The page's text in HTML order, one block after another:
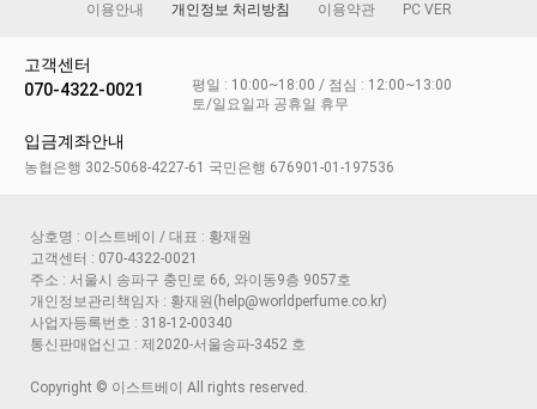
이용안내 개인정보 처리방침 이용약관 PC VER
고객센터
070-4322-0021
평일 : 10:00~18:00 / 점심 : 12:00~13:00
토/일요일과 공휴일 휴무
입금계좌안내
농협은행 302-5068-4227-61 국민은행 676901-01-197536
상호명 : 이스트베이 / 대표 : 황재원
고객센터 : 070-4322-0021
주소 : 서울시 송파구 충민로 66, 와이동9층 9057호
개인정보관리책임자 : 황재원(help@worldperfume.co.kr)
사업자등록번호 : 318-12-00340
통신판매업신고 : 제2020-서울송파-3452 호
Copyright © 이스트베이 All rights reserved.